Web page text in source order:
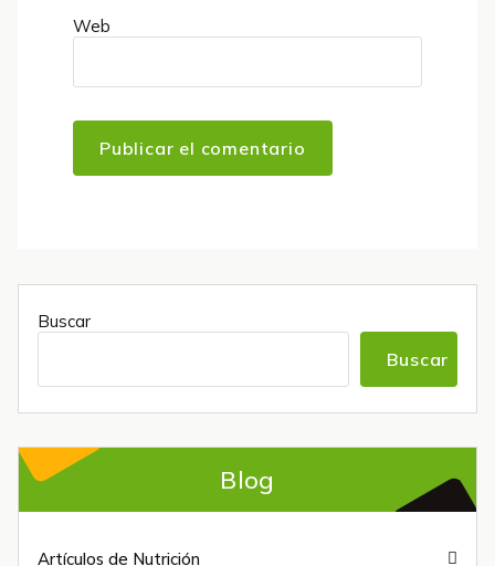
Web
Buscar
Buscar
Blog
Artículos de Nutrición